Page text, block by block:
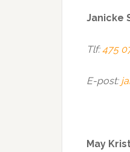
Janicke
Tlf:475
E-post:
May